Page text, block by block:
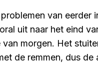
van eerder
uit naar het eind
morgen. Het
de remmen, dus